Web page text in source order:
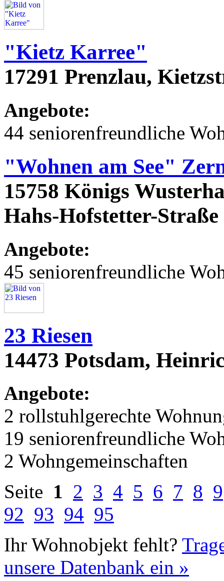
"Kietz Karree"
17291 Prenzlau,
Angebote:
44 seniorenfreundliche
"Wohnen am See"
15758 Königs
Hahs-Hofstetter-Straße
Angebote:
45 seniorenfreundliche
23 Riesen
14473 Potsdam,
Angebote:
2 rollstuhlgerechte
19 seniorenfreundliche
2 Wohngemeinschaften
Seite 1 2 3 4 5 6 7 8 9
92 93 94 95
Ihr Wohnobjekt fehlt?
unsere Datenbank ein »